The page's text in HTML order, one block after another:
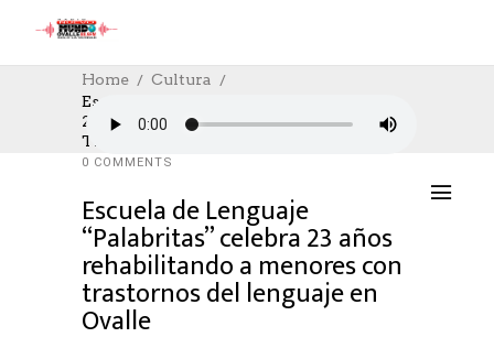
Home
Cultura
Escuela De Lenguaje “Palabritas” Celebra
23 Años Rehabilitando A Menores Con
Trastornos Del Lenguaje En Ovalle
CULTURA,CULTURE
14/05/2025
AUTHOR: HECTOR
0 COMMENTS
Escuela de Lenguaje
“Palabritas” celebra 23 años
rehabilitando a menores con
trastornos del lenguaje en
Ovalle